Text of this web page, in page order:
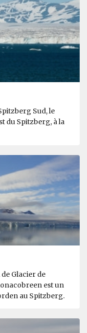
Sud, le
du Spitzberg, à la
Glacier de
est un
au Spitzberg.